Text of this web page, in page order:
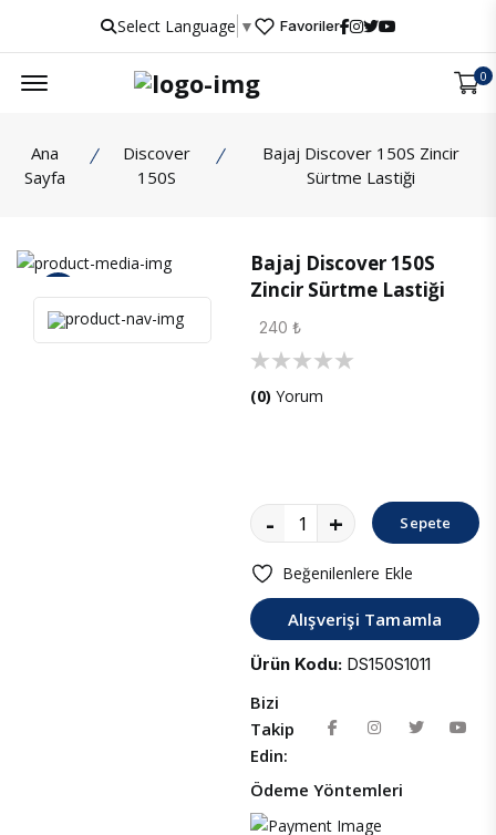
Select Language ▼ Favoriler
0
Ana
Sayfa
Discover
150S
Bajaj Discover 150S Zincir
Sürtme Lastiği
İncele
Bajaj Discover 150S
Zincir Sürtme Lastiği
240 ₺
(0) Yorum
- + Sepete
Beğenilenlere Ekle
Alışverişi Tamamla
Ürün Kodu: DS150S1011
Bizi
Takip
Edin:
Ödeme Yöntemleri